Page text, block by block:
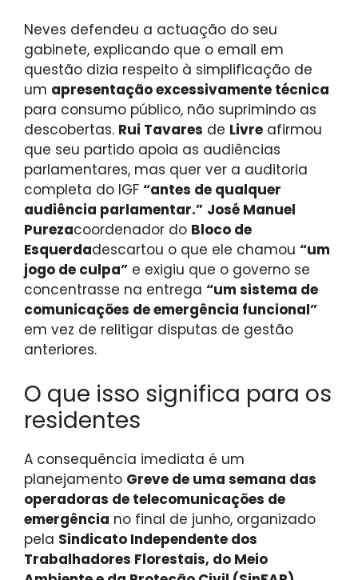
Neves defendeu a actuação do seu
gabinete, explicando que o email em
questão dizia respeito à simplificação de
um apresentação excessivamente técnica
para consumo público, não suprimindo as
descobertas. Rui Tavares de Livre afirmou
que seu partido apoia as audiências
parlamentares, mas quer ver a auditoria
completa do IGF “antes de qualquer
audiência parlamentar.” José Manuel
Purezacoordenador do Bloco de
Esquerdadescartou o que ele chamou “um
jogo de culpa” e exigiu que o governo se
concentrasse na entrega “um sistema de
comunicações de emergência funcional”
em vez de relitigar disputas de gestão
anteriores.
O que isso significa para os
residentes
A consequência imediata é um
planejamento Greve de uma semana das
operadoras de telecomunicações de
emergência no final de junho, organizado
pela Sindicato Independente dos
Trabalhadores Florestais, do Meio